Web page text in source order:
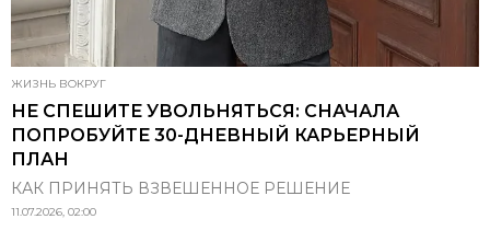
ЖИЗНЬ ВОКРУГ
НЕ СПЕШИТЕ УВОЛЬНЯТЬСЯ: СНАЧАЛА
ПОПРОБУЙТЕ 30-ДНЕВНЫЙ КАРЬЕРНЫЙ
ПЛАН
КАК ПРИНЯТЬ ВЗВЕШЕННОЕ РЕШЕНИЕ
11.07.2026, 02:00